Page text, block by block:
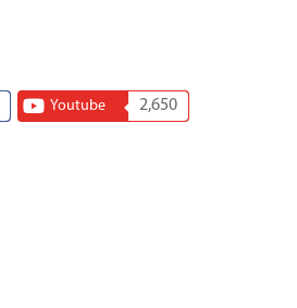
Youtube 2,650